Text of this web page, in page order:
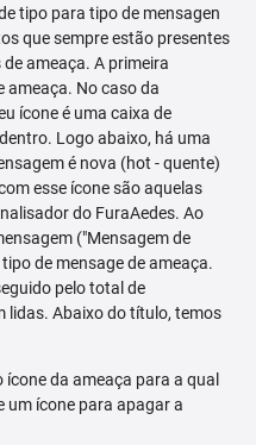
tipo para tipo de mensagen
que sempre estão presentes
ameaça. A primeira
ameaça. No caso da
ícone é uma caixa de
Logo abaixo, há uma
é nova (hot - quente)
esse ícone são aquelas
do FuraAedes. Ao
("Mensagem de
de mensage de ameaça.
pelo total de
lidas. Abaixo do título, temos
da ameaça para a qual
um ícone para apagar a